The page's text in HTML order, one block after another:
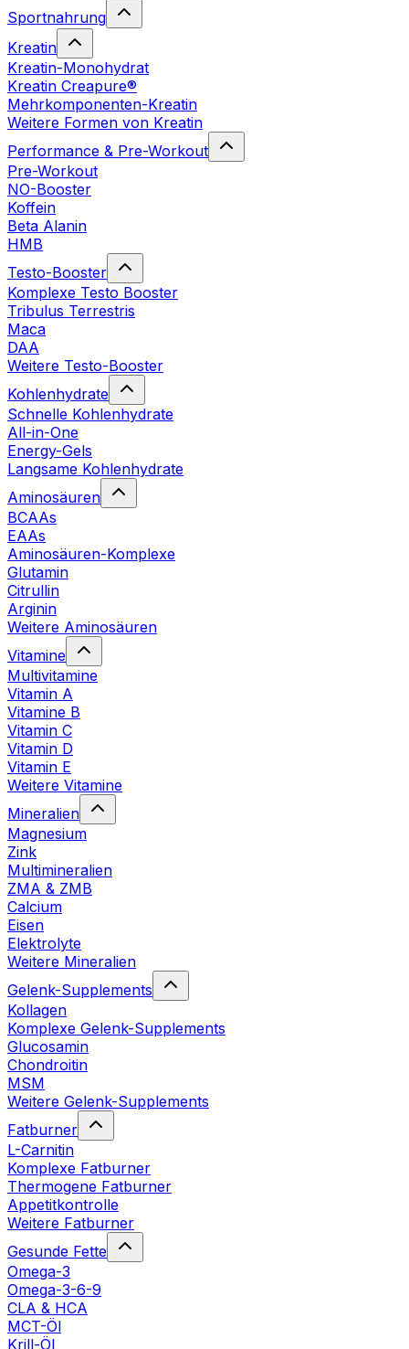
Sportnahrung
Kreatin
Kreatin-Monohydrat
Kreatin Creapure®
Mehrkomponenten-Kreatin
Weitere Formen von Kreatin
Performance & Pre-Workout
Pre-Workout
NO-Booster
Koffein
Beta Alanin
HMB
Testo-Booster
Komplexe Testo Booster
Tribulus Terrestris
Maca
DAA
Weitere Testo-Booster
Kohlenhydrate
Schnelle Kohlenhydrate
All-in-One
Energy-Gels
Langsame Kohlenhydrate
Aminosäuren
BCAAs
EAAs
Aminosäuren-Komplexe
Glutamin
Citrullin
Arginin
Weitere Aminosäuren
Vitamine
Multivitamine
Vitamin A
Vitamine B
Vitamin C
Vitamin D
Vitamin E
Weitere Vitamine
Mineralien
Magnesium
Zink
Multimineralien
ZMA & ZMB
Calcium
Eisen
Elektrolyte
Weitere Mineralien
Gelenk-Supplements
Kollagen
Komplexe Gelenk-Supplements
Glucosamin
Chondroitin
MSM
Weitere Gelenk-Supplements
Fatburner
L-Carnitin
Komplexe Fatburner
Thermogene Fatburner
Appetitkontrolle
Weitere Fatburner
Gesunde Fette
Omega-3
Omega-3-6-9
CLA & HCA
MCT-Öl
Krill-Öl